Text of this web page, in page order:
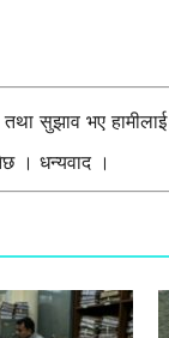
सुझाव भए हामीलाई
। धन्यवाद ।